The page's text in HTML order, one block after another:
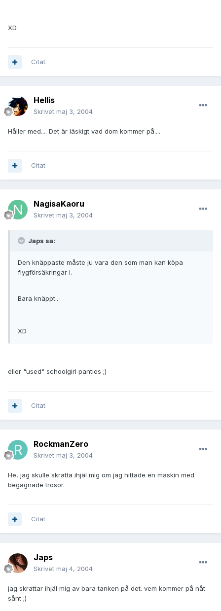
XD
Citat
Hellis
Skrivet maj 3, 2004
Håller med.... Det är läskigt vad dom kommer på....
Citat
NagisaKaoru
Skrivet maj 3, 2004
Japs sa:
Den knäppaste måste ju vara den som man kan köpa
flygförsäkringar i.
Bara knäppt..
XD
eller "used" schoolgirl panties ;)
Citat
RockmanZero
Skrivet maj 3, 2004
He, jag skulle skratta ihjäl mig om jag hittade en maskin med
begagnade trosor.
Citat
Japs
Skrivet maj 4, 2004
jag skrattar ihjäl mig av bara tanken på det. vem kommer på nåt
sånt ;)